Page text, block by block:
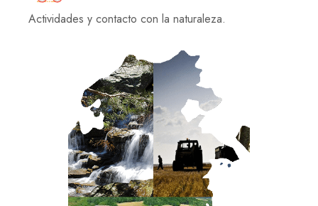
Actividades y contacto con la naturaleza.